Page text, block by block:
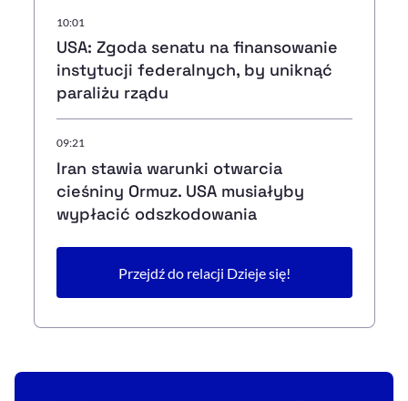
10:01
USA: Zgoda senatu na finansowanie
instytucji federalnych, by uniknąć
paraliżu rządu
09:21
Iran stawia warunki otwarcia
cieśniny Ormuz. USA musiałyby
wypłacić odszkodowania
Przejdź do relacji Dzieje się!